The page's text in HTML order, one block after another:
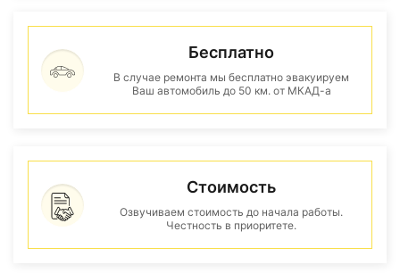
Бесплатно
В случае ремонта мы бесплатно эвакуируем
Ваш автомобиль до 50 км. от МКАД-а
Стоимость
Озвучиваем стоимость до начала работы.
Честность в приоритете.